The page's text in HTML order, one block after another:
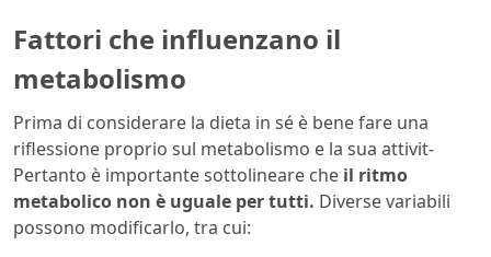
Fattori che influenzano il
metabolismo
Prima di considerare la dieta in sé è bene fare una
riflessione proprio sul metabolismo e la sua attivit-
Pertanto è importante sottolineare che il ritmo
metabolico non è uguale per tutti. Diverse variabili
possono modificarlo, tra cui: